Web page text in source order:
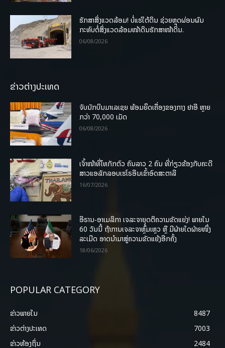
ຮັກສາສິ່ງແວດລ້ອມ! ບໍ່ແຮ່ໃຕ້ດິນ ຊ່ວຍຫຼຸດຜ່ອນຜົນ
ກະທົບຕໍ່ສິ່ງແວດລ້ອມໜ້າດິນຮັກສາໜ້າດິນ.
06/08/2026
ຂ່າວຕ່າງປະເທດ
ຈັບນັກບິນມາເລເຊຍ ພ້ອມຍຶດເຄື່ອງຂອງກາງ ຢາອີ ຫຼາຍ
ກວ່າ 70,000 ເມັດ
06/08/2026
ເຈົ້າໜ້າທີ່ໄທກັກຕົວ ຄົນລາວ 2 ຄົນ ທີ່ກ່ຽວຂ້ອງກັບຄະດີ
ສາວແອລັກລອບເຮໂຣອີນເຂົ້າອົດສະຕາລີ
16/07/2026
ອີຣານ-ອາເມລິກາ ເຈລະຈາຍຸດຕິຄວາມຂັດແຍ່ງ! ພາຍໃນ
60 ວັນນີ້ ຖ້າການເຈລະຈາຫຼົ້ມເຫຼວ ຫຼື ມີຝ່າຍໃດຝ່າຍໜຶ່ງ
ລະເມີດ ອາດນໍາມາສູ່ຄວາມຂັດແຍ້ງອີກຄັ້ງ
18/06/2026
POPULAR CATEGORY
ຂ່າວພາຍ​ໃນ
8487
ຂ່າວຕ່າງປະເທດ
7003
ຂ່າວທ້ອງຖິ່ນ
2484